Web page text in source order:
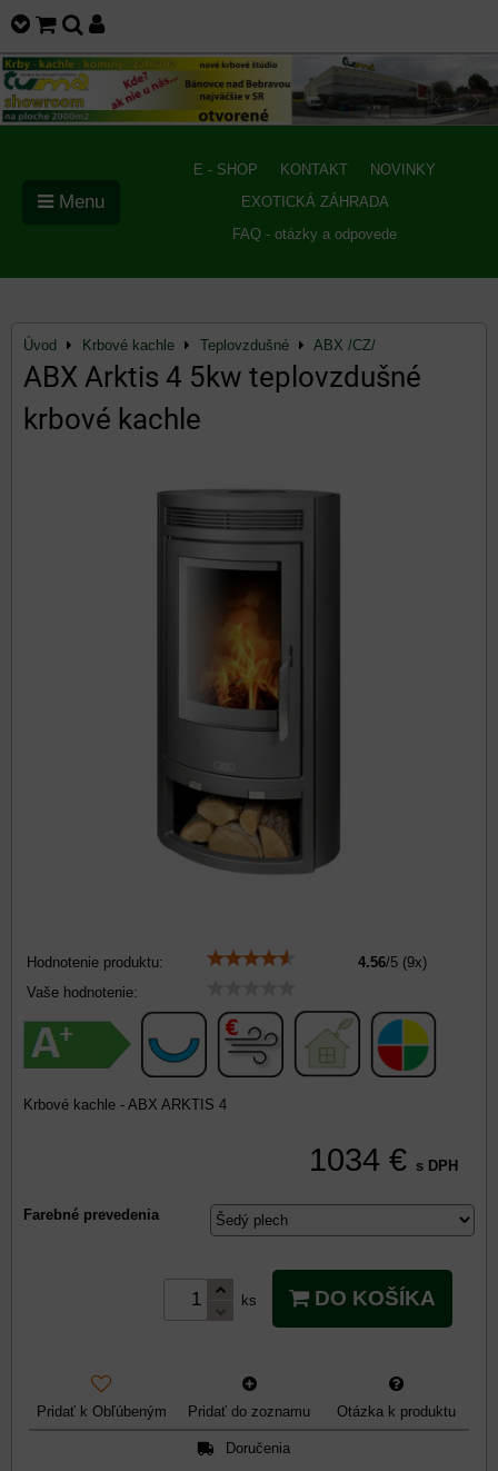
E - SHOP KONTAKT
NOVINKY
EXOTICKÁ ZÁHRADA
FAQ - otázky a odpovede
Menu
Úvod Krbové kachle Teplovzdušné ABX /CZ/
ABX Arktis 4 5kw teplovzdušné
krbové kachle
Hodnotenie produktu: 4.56/5 (9x)
Vaše hodnotenie:
Krbové kachle - ABX ARKTIS 4
1034 € s DPH
Farebné prevedenia
ks DO KOŠÍKA
Pridať k Obľúbeným Pridať do zoznamu Otázka k produktu
Doručenia